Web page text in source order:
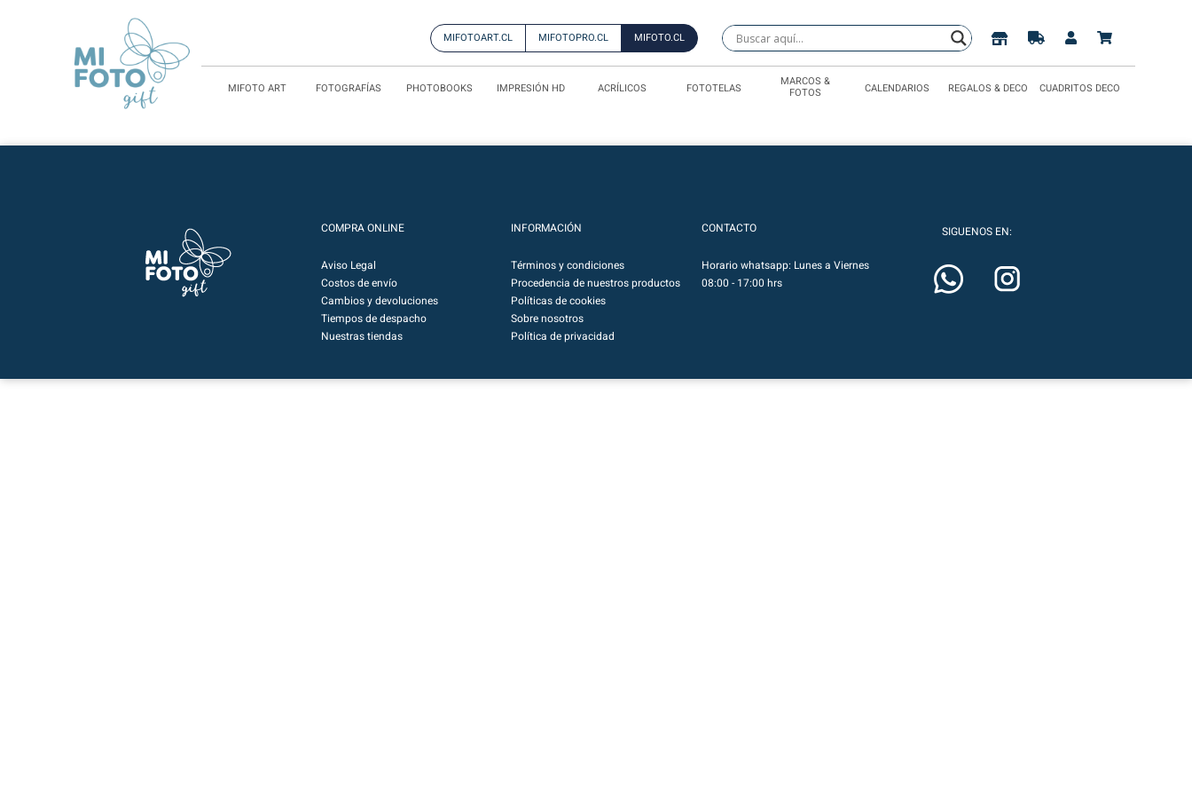
MIFOTOART.CL MIFOTOPRO.CL MIFOTO.CL
MIFOTO ART FOTOGRAFÍAS PHOTOBOOKS IMPRESIÓN HD ACRÍLICOS FOTOTELAS MARCOS &
FOTOS CALENDARIOS REGALOS & DECO CUADRITOS DECO
COMPRA ONLINE
Aviso Legal
Costos de envío
Cambios y devoluciones
Tiempos de despacho
Nuestras tiendas
INFORMACIÓN
Términos y condiciones
Procedencia de nuestros productos
Políticas de cookies
Sobre nosotros
Política de privacidad
CONTACTO
Horario whatsapp: Lunes a Viernes
08:00 - 17:00 hrs
SIGUENOS EN: